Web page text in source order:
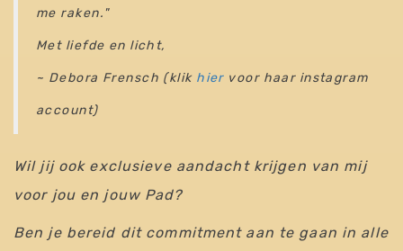
me raken."
Met liefde en licht,
~ Debora Frensch (klik hiervoor haar instagram
account)
Wil jij ook exclusieve aandacht krijgen van mij
voor jou en jouw Pad?
Ben je bereid dit commitment aan te gaan in alle